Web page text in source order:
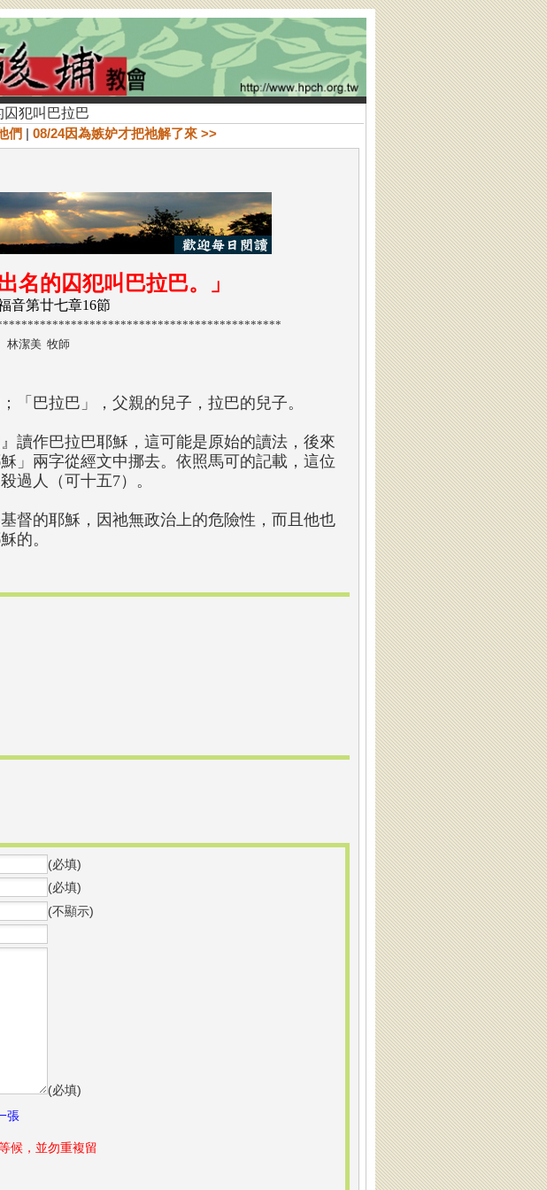
囚犯叫巴拉巴
們 | 08/24因為嫉妒才把祂解了來 >>
名的囚犯叫巴拉巴。 」
音第廿七章16節
林潔美 牧師
「巴拉巴」，父親的兒子，拉巴的兒子。
讀作巴拉巴耶穌，這可能是原始的讀法，後來
」兩字從經文中挪去。依照馬可的記載，這位
過人（可十五7）。
督的耶穌，因祂無政治上的危險性，而且他也
穌的。
(必填)
(必填)
(不顯示)
(必填)
張
候，並勿重複留